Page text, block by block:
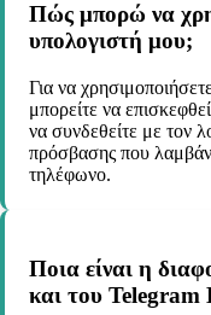
Πώς μπορώ να
υπολογιστή μου;
Για να
μπορείτε να
να συνδεθείτε με τον
πρόσβασης που
τηλέφωνο.
Ποια είναι η
και του Telegram